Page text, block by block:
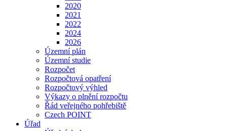
2020
2021
2022
2024
2026
Územní plán
Územní studie
Rozpočet
Rozpočtová opatření
Rozpočtový výhled
Výkazy o plnění rozpočtu
Řád veřejného pohřebiště
Czech POINT
Úřad